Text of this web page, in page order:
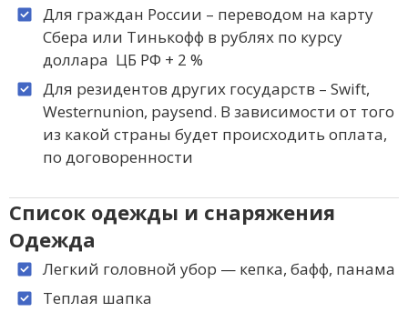
Для граждан России – переводом на карту
Сбера или Тинькофф в рублях по курсу
доллара ЦБ РФ + 2 %
Для резидентов других государств – Swift,
Westernunion, paysend. В зависимости от того
из какой страны будет происходить оплата,
по договоренности
Список одежды и снаряжения
Одежда
Легкий головной убор — кепка, бафф, панама
Теплая шапка